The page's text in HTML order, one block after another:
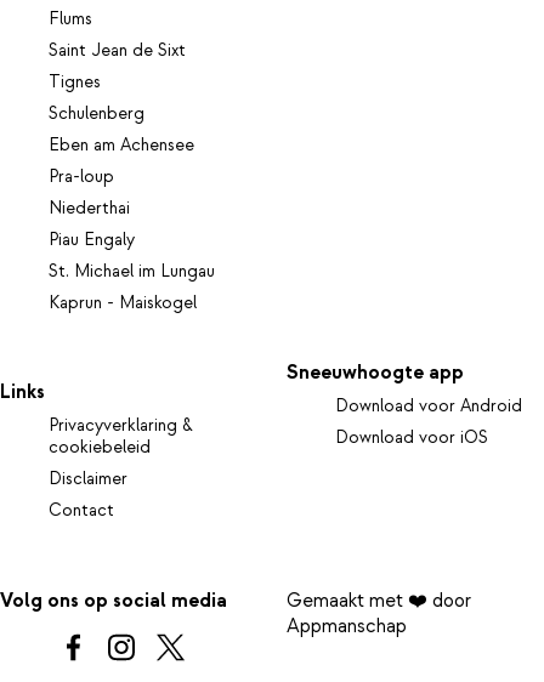
Flums
Saint Jean de Sixt
Tignes
Schulenberg
Eben am Achensee
Pra-loup
Niederthai
Piau Engaly
St. Michael im Lungau
Kaprun - Maiskogel
Links
Privacyverklaring &
cookiebeleid
Disclaimer
Contact
Sneeuwhoogte app
Download voor Android
Download voor iOS
Volg ons op social media
Gemaakt met ❤️ door
Appmanschap